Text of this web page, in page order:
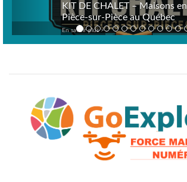
KIT DE CHALET – Maisons en
Pièce-sur-Pièce au Québec
En savoir plus >